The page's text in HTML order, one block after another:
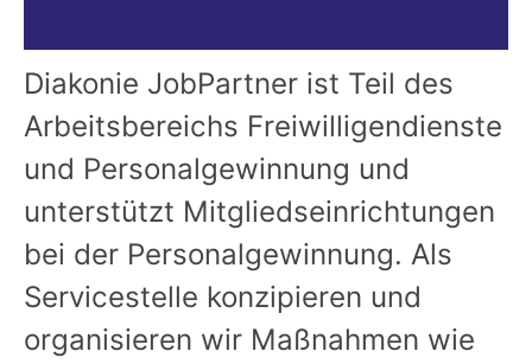
Diakonie JobPartner ist Teil des
Arbeitsbereichs Freiwilligendienste
und Personalgewinnung und
unterstützt Mitgliedseinrichtungen
bei der Personalgewinnung. Als
Servicestelle konzipieren und
organisieren wir Maßnahmen wie